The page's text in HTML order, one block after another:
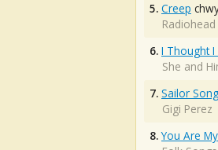
5. Creep
Radiohead
6. I Thought I
She and
7. Sailor Song
Gigi Perez
8. You Are